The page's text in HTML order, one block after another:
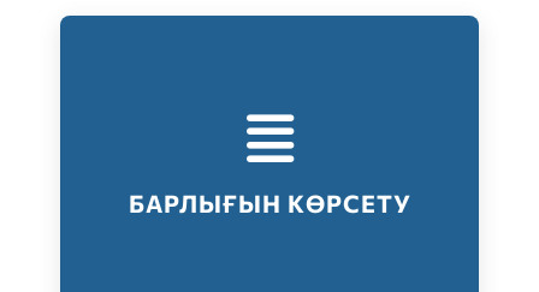
БАРЛЫҒЫН КӨРСЕТУ
Тестілеудің барлық түрлері
Барлығын көрсету